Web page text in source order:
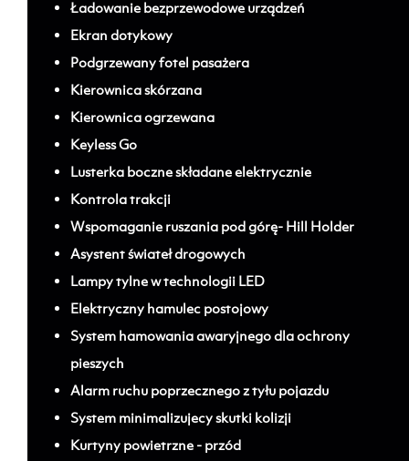
Ładowanie bezprzewodowe urządzeń
Ekran dotykowy
Podgrzewany fotel pasażera
Kierownica skórzana
Kierownica ogrzewana
Keyless Go
Lusterka boczne składane elektrycznie
Kontrola trakcji
Wspomaganie ruszania pod górę- Hill Holder
Asystent świateł drogowych
Lampy tylne w technologii LED
Elektryczny hamulec postojowy
System hamowania awaryjnego dla ochrony
pieszych
Alarm ruchu poprzecznego z tyłu pojazdu
System minimalizujecy skutki kolizji
Kurtyny powietrzne - przód